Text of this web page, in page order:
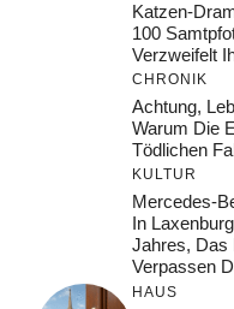
Katzen-
100
Verzweifelt
CHRONIK
Achtung,
Warum Die
Tödlichen
KULTUR
Mercedes-
In
Jahres, Das
Verpassen
HAUS